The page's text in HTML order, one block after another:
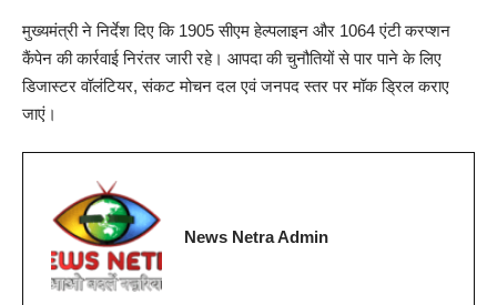
मुख्यमंत्री ने निर्देश दिए कि 1905 सीएम हेल्पलाइन और 1064 एंटी करप्शन
कैंपेन की कार्रवाई निरंतर जारी रहे। आपदा की चुनौतियों से पार पाने के लिए
डिजास्टर वॉलंटियर, संकट मोचन दल एवं जनपद स्तर पर मॉक ड्रिल कराए
जाएं।
News Netra Admin